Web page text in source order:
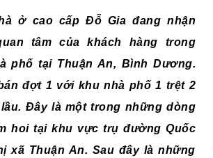
ở cao cấp Đỗ Gia đang nhận
tâm của khách hàng trong
phố tại Thuận An, Bình Dương.
đợt 1 với khu nhà phố 1 trệt 2
Đây là một trong những dòng
hoi tại khu vực trụ đường Quốc
xã Thuận An. Sau đây là những